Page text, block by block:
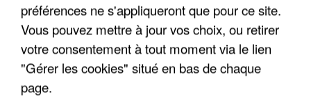
préférences ne s'appliqueront que pour ce site.
Vous pouvez mettre à jour vos choix, ou retirer
votre consentement à tout moment via le lien
"Gérer les cookies" situé en bas de chaque
page.